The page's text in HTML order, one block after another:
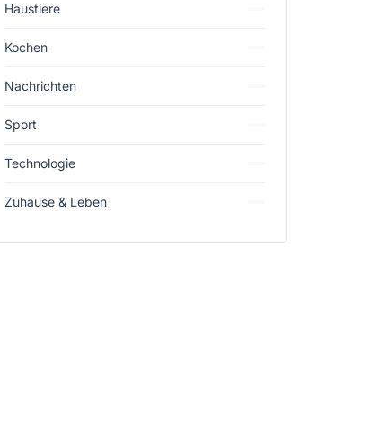
Haustiere
Kochen
Nachrichten
Sport
Technologie
Zuhause & Leben